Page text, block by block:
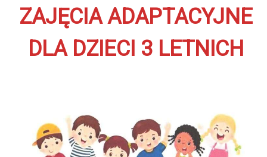
ZAJĘCIA ADAPTACYJNE
DLA DZIECI 3 LETNICH